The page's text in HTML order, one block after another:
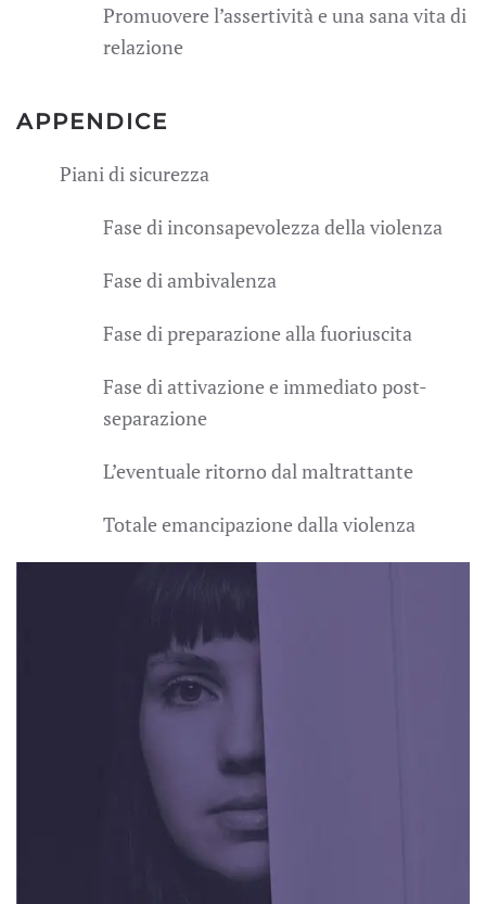
Promuovere l’assertività e una sana vita di
relazione
APPENDICE
Piani di sicurezza
Fase di inconsapevolezza della violenza
Fase di ambivalenza
Fase di preparazione alla fuoriuscita
Fase di attivazione e immediato post-
separazione
L’eventuale ritorno dal maltrattante
Totale emancipazione dalla violenza